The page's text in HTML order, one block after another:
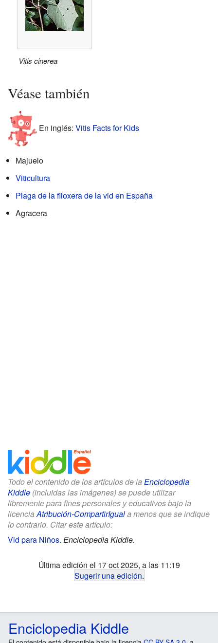
Vitis cinerea
Véase también
En inglés: Vitis Facts for Kids
Majuelo
Viticultura
Plaga de la filoxera de la vid en España
Agracera
Todo el contenido de los artículos de la Enciclopedia
Kiddle (incluidas las imágenes) se puede utilizar
libremente para fines personales y educativos bajo la
licenciaAtribución-CompartirIguala menos que se indique
lo contrario. Citar este artículo:
Vid para Niños. Enciclopedia Kiddle.
Última edición el 17 oct 2025, a las 11:19
Sugerir una edición.
Enciclopedia Kiddle